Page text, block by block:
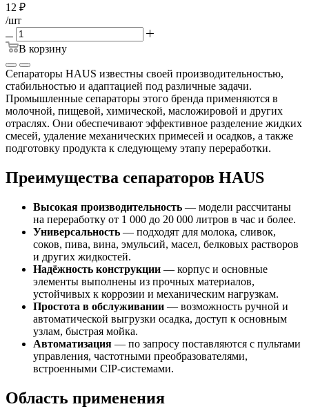
12 ₽
/шт
В корзину
Сепараторы HAUS известны своей производительностью,
стабильностью и адаптацией под различные задачи.
Промышленные сепараторы этого бренда применяются в
молочной, пищевой, химической, масложировой и других
отраслях. Они обеспечивают эффективное разделение жидких
смесей, удаление механических примесей и осадков, а также
подготовку продукта к следующему этапу переработки.
Преимущества сепараторов HAUS
Высокая производительность — модели рассчитаны
на переработку от 1 000 до 20 000 литров в час и более.
Универсальность — подходят для молока, сливок,
соков, пива, вина, эмульсий, масел, белковых растворов
и других жидкостей.
Надёжность конструкции — корпус и основные
элементы выполнены из прочных материалов,
устойчивых к коррозии и механическим нагрузкам.
Простота в обслуживании — возможность ручной и
автоматической выгрузки осадка, доступ к основным
узлам, быстрая мойка.
Автоматизация — по запросу поставляются с пультами
управления, частотными преобразователями,
встроенными CIP-системами.
Область применения